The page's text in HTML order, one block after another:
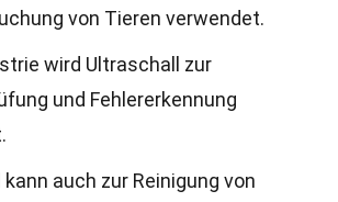
von Tieren verwendet.
wird Ultraschall zur
und Fehlererkennung
auch zur Reinigung von